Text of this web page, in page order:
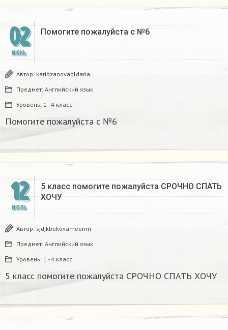
02
ИЮНЬ
Помогите пожалуйста с №6
Автор: karibzanovagldaria
Предмет: Английский язык
Уровень: 1 - 4 класс
Помогите пожалуйста с №6
12
ИЮЛЬ
5 класс помогите пожалуйста СРОЧНО СПАТЬ
ХОЧУ
Автор: sjdjkbekovameerim
Предмет: Английский язык
Уровень: 1 - 4 класс
5 класс помогите пожалуйста СРОЧНО СПАТЬ ХОЧУ